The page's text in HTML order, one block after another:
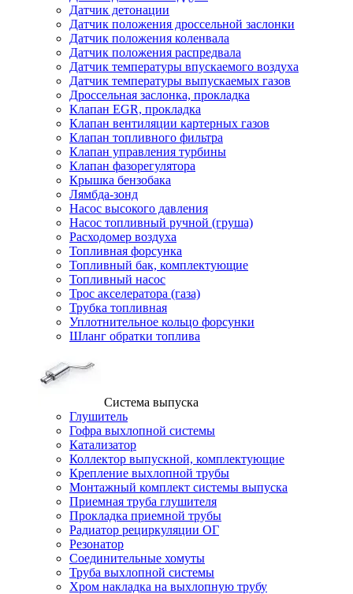
Датчик детонации
Датчик положения дроссельной заслонки
Датчик положения коленвала
Датчик положения распредвала
Датчик температуры впускаемого воздуха
Датчик температуры выпускаемых газов
Дроссельная заслонка, прокладка
Клапан EGR, прокладка
Клапан вентиляции картерных газов
Клапан топливного фильтра
Клапан управления турбины
Клапан фазорегулятора
Крышка бензобака
Лямбда-зонд
Насос высокого давления
Насос топливный ручной (груша)
Расходомер воздуха
Топливная форсунка
Топливный бак, комплектующие
Топливный насос
Трос акселератора (газа)
Трубка топливная
Уплотнительное кольцо форсунки
Шланг обратки топлива
Система выпуска
Глушитель
Гофра выхлопной системы
Катализатор
Коллектор выпускной, комплектующие
Крепление выхлопной трубы
Монтажный комплект системы выпуска
Приемная труба глушителя
Прокладка приемной трубы
Радиатор рециркуляции ОГ
Резонатор
Соединительные хомуты
Труба выхлопной системы
Хром накладка на выхлопную трубу